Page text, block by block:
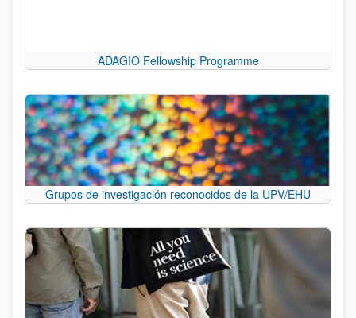
ADAGIO Fellowship Programme
Grupos de investigación reconocidos de la UPV/EHU